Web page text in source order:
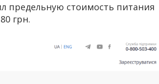
предельную стоимость питания
грн.